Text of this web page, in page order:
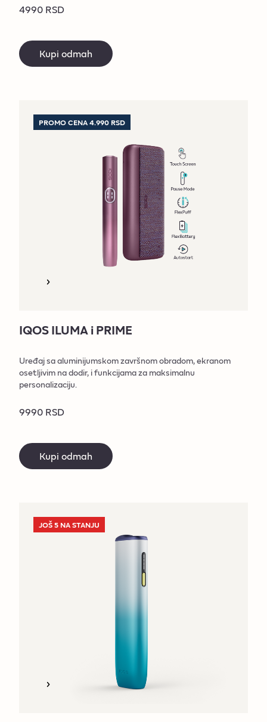
4990 RSD
Kupi odmah
PROMO CENA 4.990 RSD
IQOS ILUMA i PRIME
Uređaj sa aluminijumskom završnom obradom, ekranom
osetljivim na dodir, i funkcijama za maksimalnu
personalizaciju.
9990 RSD
Kupi odmah
JOŠ 5 NA STANJU